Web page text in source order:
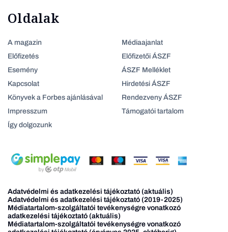
Oldalak
A magazin
Előfizetés
Esemény
Kapcsolat
Könyvek a Forbes ajánlásával
Impresszum
Így dolgozunk
Médiaajanlat
Előfizetői ÁSZF
ÁSZF Melléklet
Hirdetési ÁSZF
Rendezveny ÁSZF
Támogatói tartalom
Adatvédelmi és adatkezelési tájékoztató (aktuális)
Adatvédelmi és adatkezelési tájékoztató (2019-2025)
Médiatartalom-szolgáltatói tevékenységre vonatkozó
adatkezelési tájékoztató (aktuális)
Médiatartalom-szolgáltatói tevékenységre vonatkozó